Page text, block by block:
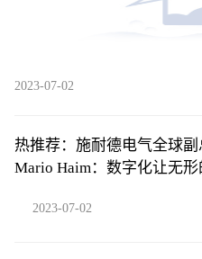
2023-07-02
热推荐：施耐德电气全球副
Mario Haim：数字化让无形
2023-07-02